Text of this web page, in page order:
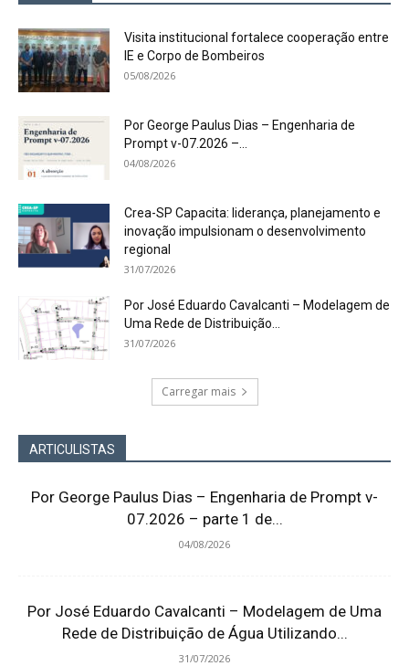
Visita institucional fortalece cooperação entre
IE e Corpo de Bombeiros
05/08/2026
Por George Paulus Dias – Engenharia de
Prompt v-07.2026 –...
04/08/2026
Crea-SP Capacita: liderança, planejamento e
inovação impulsionam o desenvolvimento
regional
31/07/2026
Por José Eduardo Cavalcanti – Modelagem de
Uma Rede de Distribuição...
31/07/2026
Carregar mais
ARTICULISTAS
Por George Paulus Dias – Engenharia de Prompt v-
07.2026 – parte 1 de...
04/08/2026
Por José Eduardo Cavalcanti – Modelagem de Uma
Rede de Distribuição de Água Utilizando...
31/07/2026